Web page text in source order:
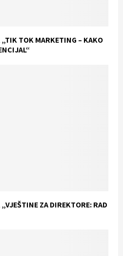
TOK MARKETING – KAKO
ZA DIREKTORE: RAD